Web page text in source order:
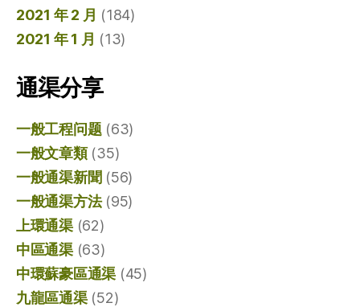
2021 年 2 月 (184)
2021 年 1 月 (13)
通渠分享
一般工程问题(63)
一般文章類(35)
一般通渠新聞 (56)
一般通渠方法(95)
上環通渠(62)
中區通渠(63)
中環蘇豪區通渠 (45)
九龍區通渠(52)